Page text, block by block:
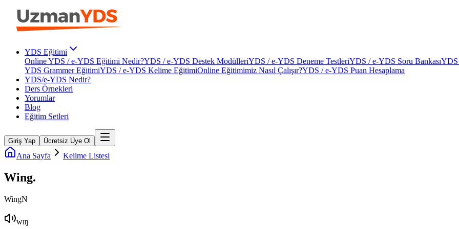
YDS Eğitimi
Online YDS / e-YDS Eğitimi Nedir?YDS / e-YDS Destek ModülleriYDS / e-YDS Deneme TestleriYDS / e-YDS Soru BankasıYDS
YDS Grammer EğitimiYDS / e-YDS Kelime EğitimiOnline Eğitimimiz Nasıl Çalışır?YDS / e-YDS Puan Hesaplama
YDS/e-YDS Nedir?
Ders Örnekleri
Yorumlar
Blog
Eğitim Setleri
Giriş Yap Ücretsiz Üye Ol
Ana Sayfa Kelime Listesi
Wing.
WingN
wɪŋ